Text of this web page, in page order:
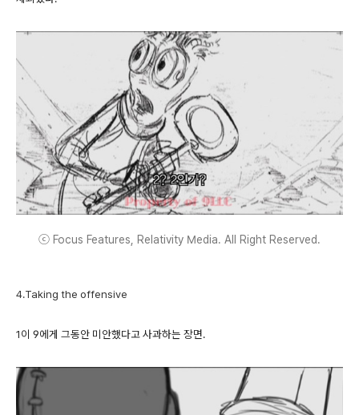
ⓒ Focus Features, Relativity Media. All Right Reserved.
4.Taking the offensive
1이 9에게 그동안 미안했다고 사과하는 장면.